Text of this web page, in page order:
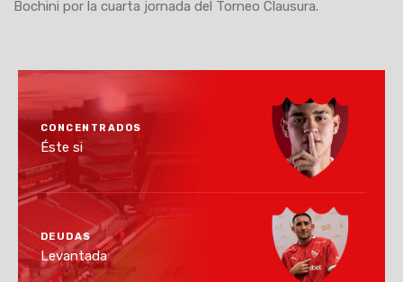
Bochini por la cuarta jornada del Torneo Clausura.
CONCENTRADOS
Éste si
DEUDAS
Levantada